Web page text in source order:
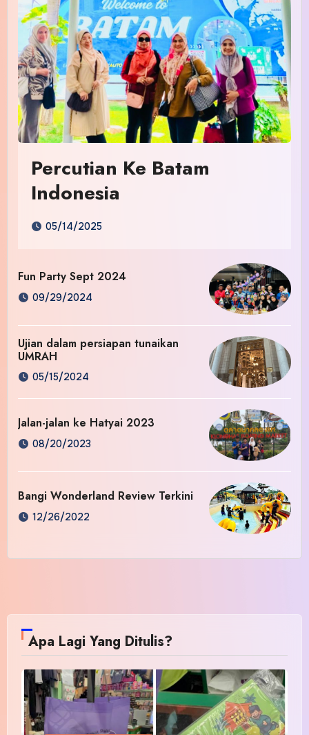
Percutian Ke Batam
Indonesia
05/14/2025
Fun Party Sept 2024
09/29/2024
Ujian dalam persiapan tunaikan
UMRAH
05/15/2024
Jalan-jalan ke Hatyai 2023
08/20/2023
Bangi Wonderland Review Terkini
12/26/2022
Apa Lagi Yang Ditulis?